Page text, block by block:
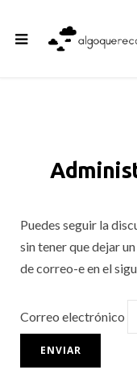
Puedes seguir la
sin tener que dejar
de correo-e en el
Correo electrónico